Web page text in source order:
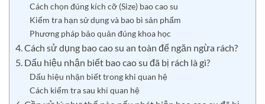
Cách chọn đúng kích cỡ (Size) bao cao su
Kiểm tra hạn sử dụng và bao bì sản phẩm
Phương pháp bảo quản đúng khoa học
4. Cách sử dụng bao cao su an toàn để ngăn ngừa rách?
5. Dấu hiệu nhận biết bao cao su đã bị rách là gì?
Dấu hiệu nhận biết trong khi quan hệ
Cách kiểm tra sau khi quan hệ